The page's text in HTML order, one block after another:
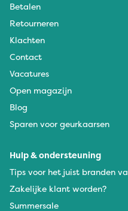
Betalen
Retourneren
Klachten
Contact
Vacatures
Open magazijn
Blog
Sparen voor geurkaarsen
Hulp & ondersteuning
Tips voor het juist branden
Zakelijke klant worden?
Summersale